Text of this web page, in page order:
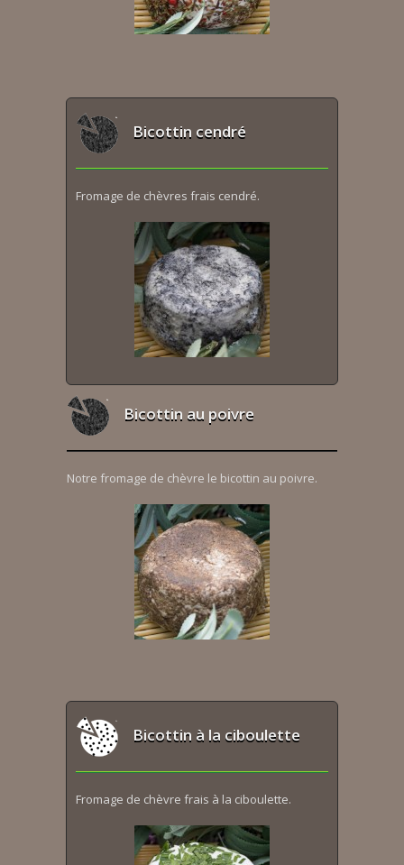
Bicottin cendré
Fromage de chèvres frais cendré.
Bicottin au poivre
Notre fromage de chèvre le bicottin au poivre.
Bicottin à la ciboulette
Fromage de chèvre frais à la ciboulette.